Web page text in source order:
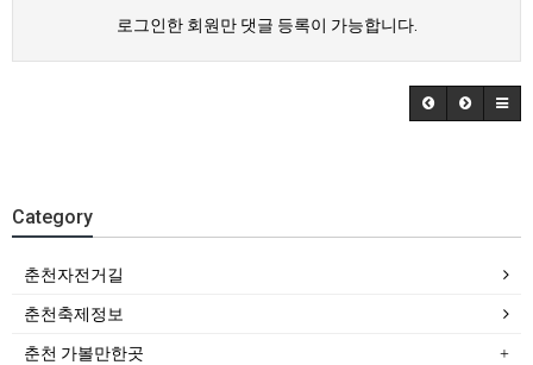
로그인한 회원만 댓글 등록이 가능합니다.
Category
춘천자전거길
춘천축제정보
춘천 가볼만한곳